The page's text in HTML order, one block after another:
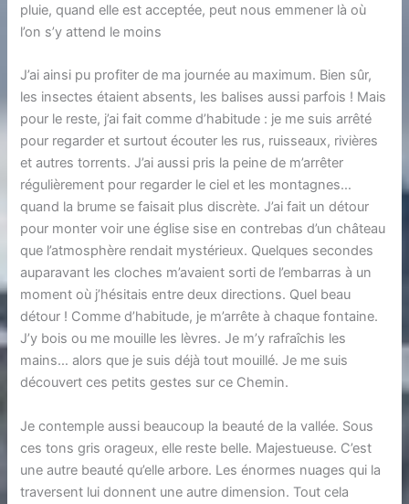
pluie, quand elle est acceptée, peut nous emmener là où
l’on s’y attend le moins
J’ai ainsi pu profiter de ma journée au maximum. Bien sûr,
les insectes étaient absents, les balises aussi parfois ! Mais
pour le reste, j’ai fait comme d’habitude : je me suis arrêté
pour regarder et surtout écouter les rus, ruisseaux, rivières
et autres torrents. J’ai aussi pris la peine de m’arrêter
régulièrement pour regarder le ciel et les montagnes…
quand la brume se faisait plus discrète. J’ai fait un détour
pour monter voir une église sise en contrebas d’un château
que l’atmosphère rendait mystérieux. Quelques secondes
auparavant les cloches m’avaient sorti de l’embarras à un
moment où j’hésitais entre deux directions. Quel beau
détour ! Comme d’habitude, je m’arrête à chaque fontaine.
J’y bois ou me mouille les lèvres. Je m’y rafraîchis les
mains… alors que je suis déjà tout mouillé. Je me suis
découvert ces petits gestes sur ce Chemin.
Je contemple aussi beaucoup la beauté de la vallée. Sous
ces tons gris orageux, elle reste belle. Majestueuse. C’est
une autre beauté qu’elle arbore. Les énormes nuages qui la
traversent lui donnent une autre dimension. Tout cela